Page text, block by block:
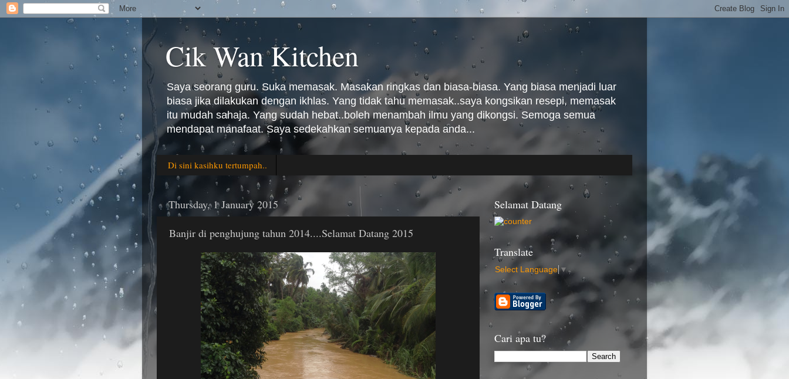
Cik Wan Kitchen
Saya seorang guru. Suka memasak. Masakan ringkas dan biasa-biasa. Yang biasa menjadi luar
biasa jika dilakukan dengan ikhlas. Yang tidak tahu memasak..saya kongsikan resepi, memasak
itu mudah sahaja. Yang sudah hebat..boleh menambah ilmu yang dikongsi. Semoga semua
mendapat manafaat. Saya sedekahkan semuanya kepada anda...
Di sini kasihku tertumpah..
Thursday, 1 January 2015
Banjir di penghujung tahun 2014....Selamat Datang 2015
Selamat Datang
Translate
Select Language ▼
Cari apa tu?